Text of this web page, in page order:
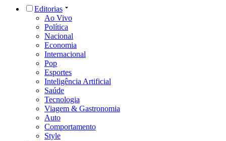
Editorias
Ao Vivo
Política
Nacional
Economia
Internacional
Pop
Esportes
Inteligência Artificial
Saúde
Tecnologia
Viagem & Gastronomia
Auto
Comportamento
Style